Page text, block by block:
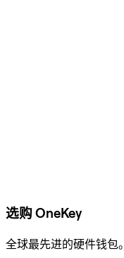
选购 OneKey
全球最先进的硬件钱包。